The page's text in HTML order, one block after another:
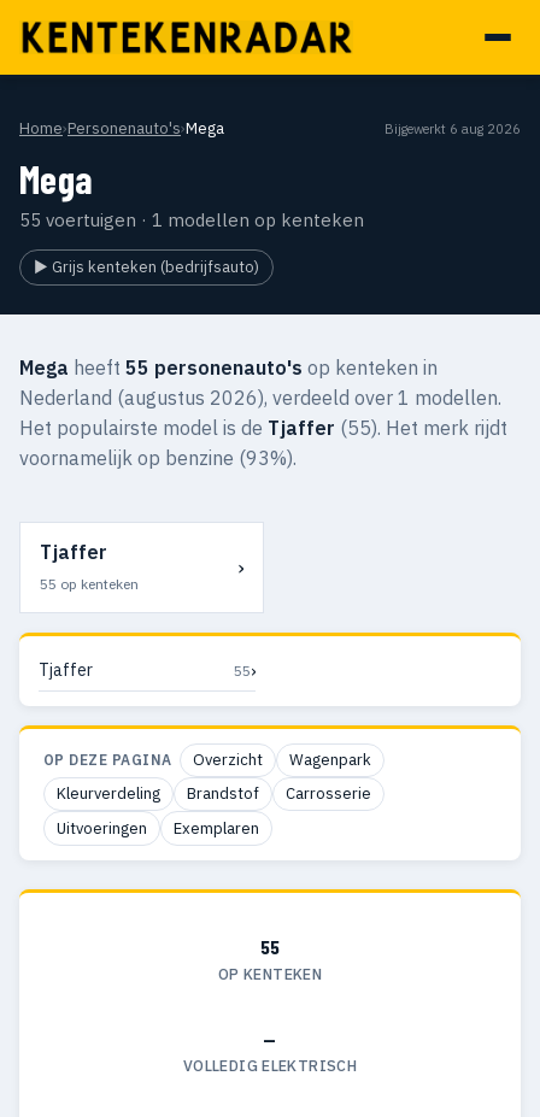
Home›Personenauto's›Mega Bijgewerkt 6 aug 2026
Mega
55 voertuigen · 1 modellen op kenteken
▶ Grijs kenteken (bedrijfsauto)
Mega heeft 55 personenauto's op kenteken in
Nederland (augustus 2026), verdeeld over 1 modellen.
Het populairste model is de Tjaffer (55). Het merk rijdt
voornamelijk op benzine (93%).
Tjaffer
55 op kenteken
›
Tjaffer 55›
OP DEZE PAGINA Overzicht
Wagenpark
Kleurverdeling
Brandstof
Carrosserie
Uitvoeringen
Exemplaren
55
OP KENTEKEN
—
VOLLEDIG ELEKTRISCH